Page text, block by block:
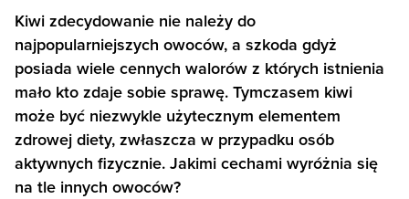
Kiwi zdecydowanie nie należy do
najpopularniejszych owoców, a szkoda gdyż
posiada wiele cennych walorów z których istnienia
mało kto zdaje sobie sprawę. Tymczasem kiwi
może być niezwykle użytecznym elementem
zdrowej diety, zwłaszcza w przypadku osób
aktywnych fizycznie. Jakimi cechami wyróżnia się
na tle innych owoców?